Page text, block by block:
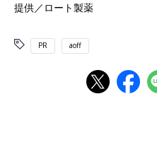
提供／ロート製薬
PR aoff